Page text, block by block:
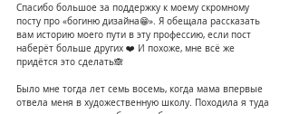
Спасибо большое за поддержку к моему скромному
посту про «богиню дизайна😁». Я обещала рассказать
вам историю моего пути в эту профессию, если пост
наберёт больше других ❤️ И похоже, мне всё же
придётся это сделать🙈
Было мне тогда лет семь восемь, когда мама впервые
отвела меня в художественную школу. Походила я туда